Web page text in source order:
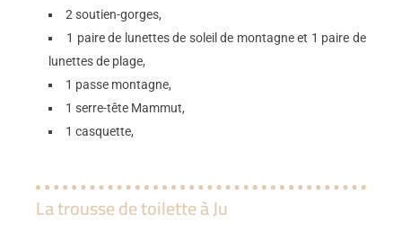
2 soutien-gorges,
1 paire de lunettes de soleil de montagne et 1 paire de
lunettes de plage,
1 passe montagne,
1 serre-tête Mammut,
1 casquette,
La trousse de toilette à Ju